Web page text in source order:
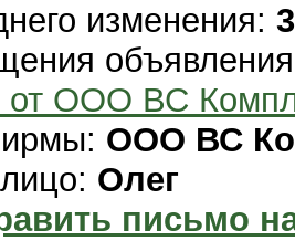
изменения:
от ООО ВС
ООО ВС
Олег
письмо